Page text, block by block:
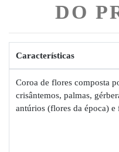
DO
Características
Coroa de flores composta
crisântemos, palmas,
antúrios (flores da época) e